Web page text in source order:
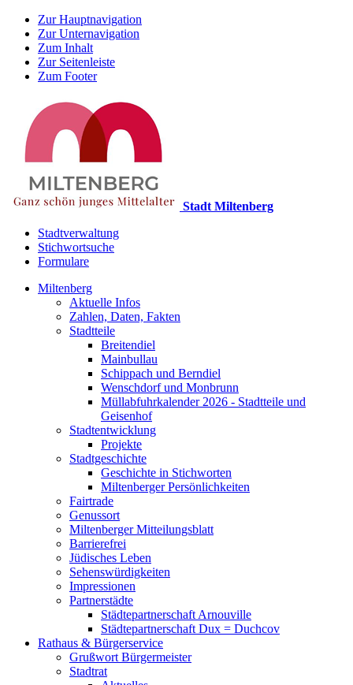
Zur Hauptnavigation
Zur Unternavigation
Zum Inhalt
Zur Seitenleiste
Zum Footer
Stadt Miltenberg
Stadtverwaltung
Stichwortsuche
Formulare
Miltenberg
Aktuelle Infos
Zahlen, Daten, Fakten
Stadtteile
Breitendiel
Mainbullau
Schippach und Berndiel
Wenschdorf und Monbrunn
Müllabfuhrkalender 2026 - Stadtteile und
Geisenhof
Stadtentwicklung
Projekte
Stadtgeschichte
Geschichte in Stichworten
Miltenberger Persönlichkeiten
Fairtrade
Genussort
Miltenberger Mitteilungsblatt
Barrierefrei
Jüdisches Leben
Sehenswürdigkeiten
Impressionen
Partnerstädte
Städtepartnerschaft Arnouville
Städtepartnerschaft Dux = Duchcov
Rathaus & Bürgerservice
Grußwort Bürgermeister
Stadtrat